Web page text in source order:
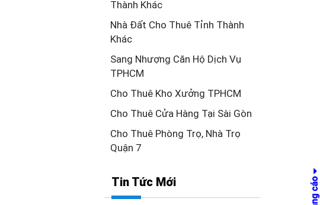
Thành Khác
Nhà Đất Cho Thuê Tỉnh Thành
Khác
Sang Nhượng Căn Hộ Dịch Vụ
TPHCM
Cho Thuê Kho Xưởng TPHCM
Cho Thuê Cửa Hàng Tại Sài Gòn
Cho Thuê Phòng Trọ, Nhà Trọ
Quận 7
Tin Tức Mới